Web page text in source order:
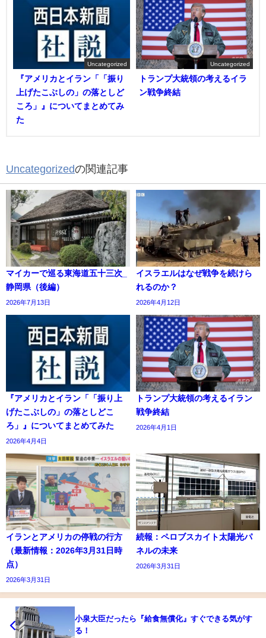
Uncategorized
『アメリカとイラン「「振り
上げたこぶしの」の落としど
ころ」』についてまとめてみ
た
Uncategorized
トランプ大統領の考えるイラ
ン戦争終結
Uncategorizedの関連記事
マイカーで巡る東海道五十三次_
静岡県（後編）
2026年7月13日
イスラエルはなぜ戦争を続けら
れるのか？
2026年4月12日
『アメリカとイラン「「振り上
げたこぶしの」の落としどこ
ろ」』についてまとめてみた
2026年4月4日
トランプ大統領の考えるイラン
戦争終結
2026年4月1日
イランとアメリカの停戦の行方
（最新情報：2026年3月31日時
点）
2026年3月31日
続報：ペロブスカイト太陽光パ
ネルの未来
2026年3月31日
小泉大臣だったら『給食無償化』すぐできる気がす
る！